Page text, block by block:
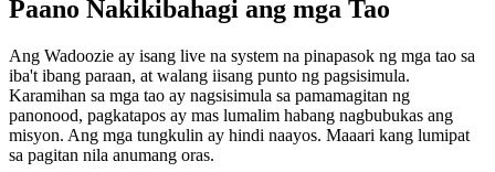
Paano Nakikibahagi ang mga Tao
Ang Wadoozie ay isang live na system na pinapasok ng mga tao sa
iba't ibang paraan, at walang iisang punto ng pagsisimula.
Karamihan sa mga tao ay nagsisimula sa pamamagitan ng
panonood, pagkatapos ay mas lumalim habang nagbubukas ang
misyon. Ang mga tungkulin ay hindi naayos. Maaari kang lumipat
sa pagitan nila anumang oras.